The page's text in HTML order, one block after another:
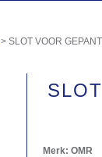
> SLOT VOOR
Merk: OMR